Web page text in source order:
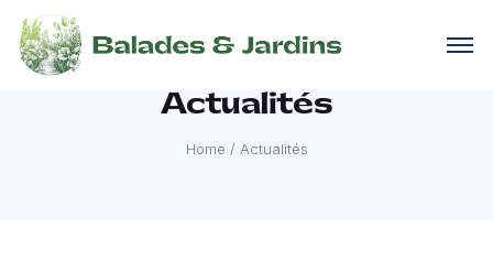
Actualités
Home / Actualités